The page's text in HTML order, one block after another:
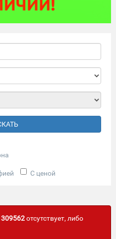
С ценой
отсутствует, либо